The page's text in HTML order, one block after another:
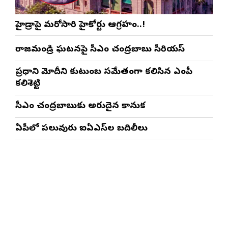
హైడ్రాపై మరోసారి హైకోర్టు ఆగ్రహం..!
రాజమండ్రి ఘటనపై సీఎం చంద్రబాబు సీరియస్
ప్రధాని మోదీని కుటుంబ సమేతంగా కలిసిన ఎంపీ
కలిశెట్టి
సీఎం చంద్రబాబుకు అరుదైన కానుక
ఏపీలో పలువురు ఐఏఎస్‌ల బదిలీలు